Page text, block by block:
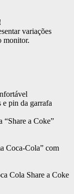
variações
monitor.
e pin da garrafa
“Share a Coke”
Coca-Cola” com
Cola Share a Coke